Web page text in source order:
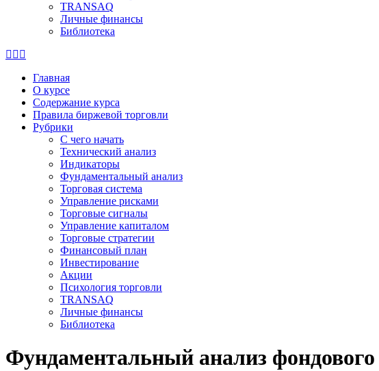
TRANSAQ
Личные финансы
Библиотека
Страница
открывается
новом
окне
Страница
открывается
в
новом
окне
открывается
новом
окне
Главная
О курсе
Содержание курса
Правила биржевой торговли
Рубрики
C чего начать
Технический анализ
Индикаторы
Фундаментальный анализ
Торговая система
Управление рисками
Торговые сигналы
Управление капиталом
Торговые стратегии
Финансовый план
Инвестирование
Акции
Психология торговли
TRANSAQ
Личные финансы
Библиотека
Фундаментальный анализ